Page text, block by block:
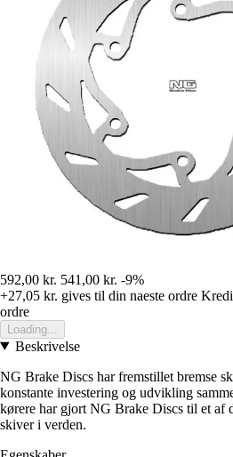
592,00 kr. 541,00 kr. -9%
+27,05 kr. gives til din naeste ordre
ordre
Loading...
Beskrivelse
NG Brake Discs har fremstillet bremse
konstante investering og udvikling
kørere har gjort NG Brake Discs til et af
skiver i verden.